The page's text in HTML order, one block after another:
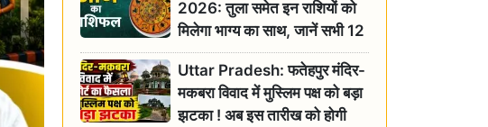
2026: तुला समेत इन राशियों को
मिलेगा भाग्य का साथ, जानें सभी 12
राशियों का दैनिक भाग्यफल
Uttar Pradesh: फतेहपुर मंदिर-
मकबरा विवाद में मुस्लिम पक्ष को बड़ा
झटका ! अब इस तारीख को होगी